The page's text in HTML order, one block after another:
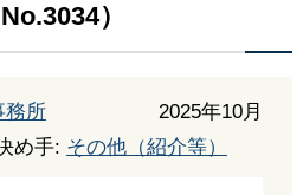
）
務所
2025年10月
め手: その他（紹介等）